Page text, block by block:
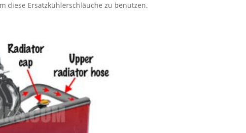
diese Ersatzkühlerschläuche zu benutzen.